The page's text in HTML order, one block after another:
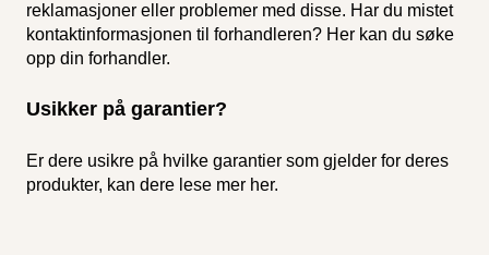
reklamasjoner eller problemer med disse. Har du mistet
kontaktinformasjonen til forhandleren? Her kan du søke
opp din forhandler.
Usikker på garantier?
Er dere usikre på hvilke garantier som gjelder for deres
produkter, kan dere lese mer her.